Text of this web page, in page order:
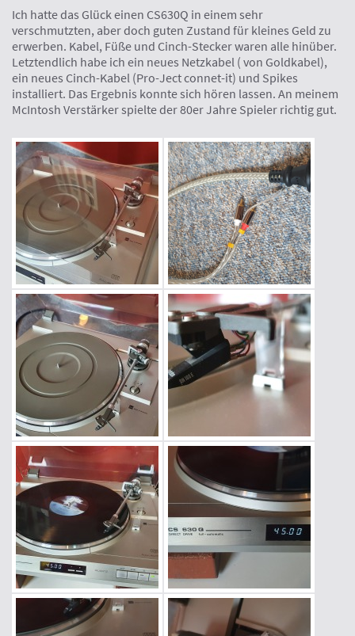
Ich hatte das Glück einen CS630Q in einem sehr
verschmutzten, aber doch guten Zustand für kleines Geld zu
erwerben. Kabel, Füße und Cinch-Stecker waren alle hinüber.
Letztendlich habe ich ein neues Netzkabel ( von Goldkabel),
ein neues Cinch-Kabel (Pro-Ject connet-it) und Spikes
installiert. Das Ergebnis konnte sich hören lassen. An meinem
McIntosh Verstärker spielte der 80er Jahre Spieler richtig gut.